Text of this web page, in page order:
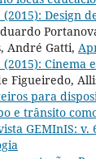
(2015): Design
André Gatti,
Cinema
Figueiredo,
para
e trânsito
GEMInIS: v.